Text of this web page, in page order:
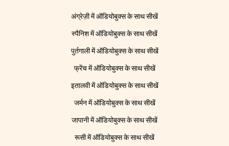
अंग्रेज़ी में ऑडियोबुक्स के साथ सीखें
स्पैनिश में ऑडियोबुक्स के साथ सीखें
पुर्तगाली में ऑडियोबुक्स के साथ सीखें
फ्रेंच में ऑडियोबुक्स के साथ सीखें
इतालवी में ऑडियोबुक्स के साथ सीखें
जर्मन में ऑडियोबुक्स के साथ सीखें
जापानी में ऑडियोबुक्स के साथ सीखें
रूसी में ऑडियोबुक्स के साथ सीखें